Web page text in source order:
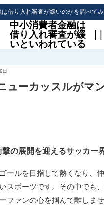
借り入れ審査が緩いのかを調べて
中小消費者金融は
借り入れ審査が緩
いといわれている

日
ューカッスルがマ
撃の展開を迎えるサッカー
ールを目指して熱くなり、
スポーツです。その中でも
ファンの心を掴んで離しま